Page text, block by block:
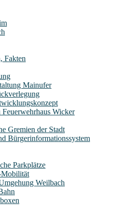
Fakten
Mainufer
Feuerwehrhaus Wicker
Gremien der Stadt
Bürgerinformationssystem
Parkplätze
Weilbach